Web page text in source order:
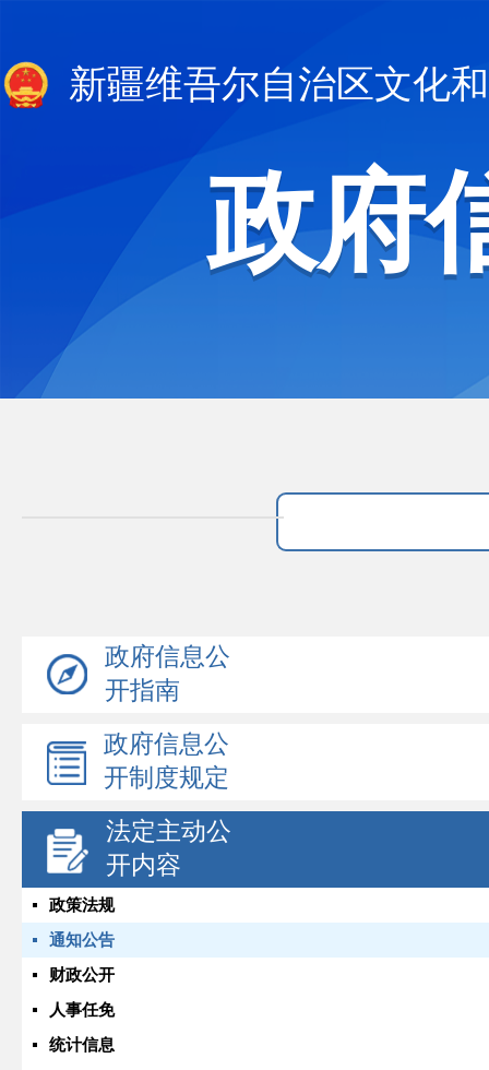
新疆维吾尔自治区文化
政府
政府信息公
开指南
政府信息公
开制度规定
法定主动公
开内容
政策法规
通知公告
财政公开
人事任免
统计信息